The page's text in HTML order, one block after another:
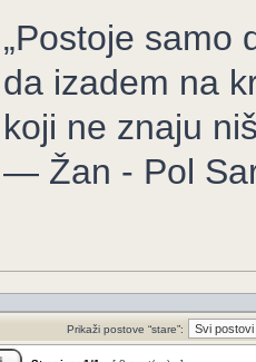
„Postoje samo
da izadem na
koji ne znaju
— Žan - Pol
Prikaži postove “stare”: